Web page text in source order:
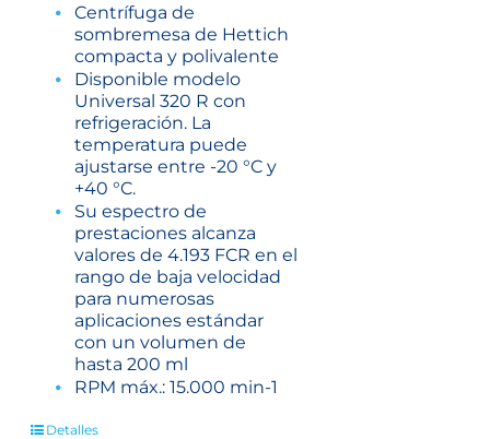
Centrífuga de
sombremesa de Hettich
compacta y polivalente
Disponible modelo
Universal 320 R con
refrigeración. La
temperatura puede
ajustarse entre -20 °C y
+40 °C.
Su espectro de
prestaciones alcanza
valores de 4.193 FCR en el
rango de baja velocidad
para numerosas
aplicaciones estándar
con un volumen de
hasta 200 ml
RPM máx.: 15.000 min-1
Detalles